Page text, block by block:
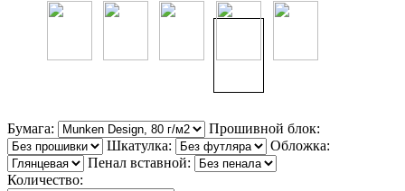
Бумага:
Прошивной блок:
Шкатулка:
Обложка:
Пенал вставной:
Количество: